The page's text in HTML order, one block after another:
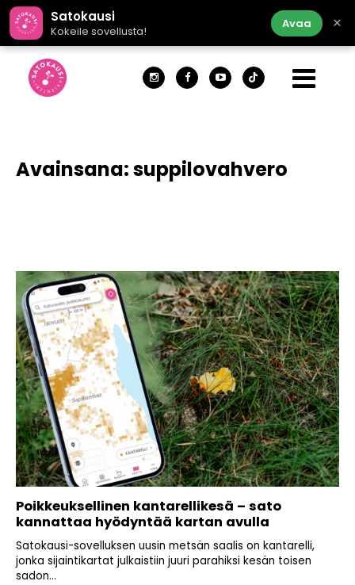
Satokausi
Kokeile sovellusta!
Avaa ×
Avainsana:suppilovahvero
Poikkeuksellinen kantarellikesä – sato
kannattaa hyödyntää kartan avulla
Satokausi-sovelluksen uusin metsän saalis on kantarelli,
jonka sijaintikartat julkaistiin juuri parahiksi kesän toisen
sadon...